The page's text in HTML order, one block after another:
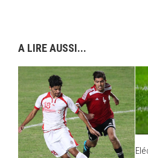
A LIRE AUSSI...